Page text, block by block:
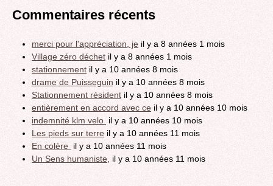
Commentaires récents
merci pour l'appréciation, je il y a 8 années 1 mois
Village zéro déchet il y a 8 années 1 mois
stationnement il y a 10 années 8 mois
drame de Puisseguin il y a 10 années 8 mois
Stationnement résident il y a 10 années 8 mois
entièrement en accord avec ce il y a 10 années 10 mois
indemnité klm velo il y a 10 années 10 mois
Les pieds sur terre il y a 10 années 11 mois
En colère il y a 10 années 11 mois
Un Sens humaniste, il y a 10 années 11 mois